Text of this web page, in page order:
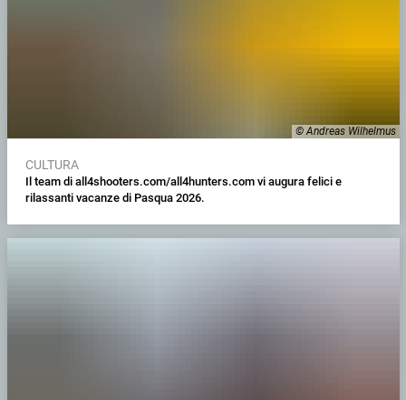
© Andreas Wilhelmus
CULTURA
Il team di all4shooters.com/all4hunters.com vi augura felici e
rilassanti vacanze di Pasqua 2026.